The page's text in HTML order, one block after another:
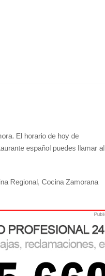
El horario de hoy de
español puedes llamar al
Regional, Cocina Zamorana